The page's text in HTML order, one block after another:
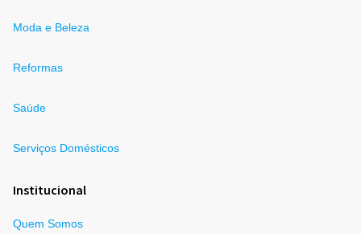
Moda e Beleza
Reformas
Saúde
Serviços Domésticos
Institucional
Quem Somos